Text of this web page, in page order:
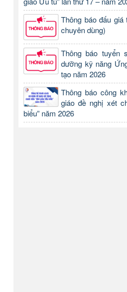
Thông báo đấu
chuyên dùng)
Thông báo tuyển
dưỡng kỹ năng
tạo năm 2026
Thông báo công
giáo đề nghị xét
biểu” năm 2026